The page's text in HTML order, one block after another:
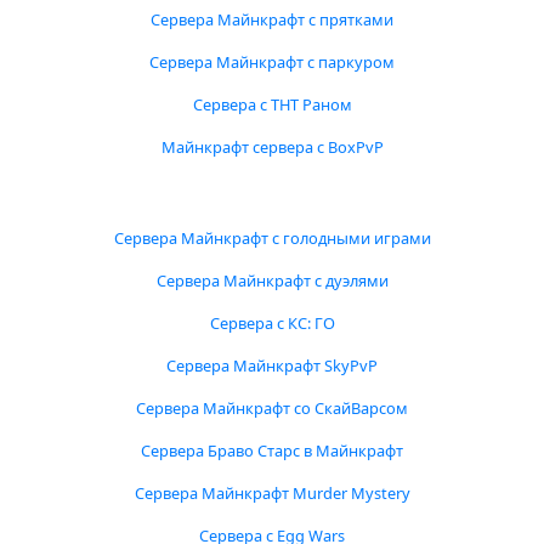
Сервера Майнкрафт с прятками
Сервера Майнкрафт с паркуром
Сервера с ТНТ Раном
Майнкрафт сервера с BoxPvP
Сервера Майнкрафт с голодными играми
Сервера Майнкрафт с дуэлями
Сервера с КС: ГО
Сервера Майнкрафт SkyPvP
Сервера Майнкрафт со СкайВарсом
Сервера Браво Старс в Майнкрафт
Сервера Майнкрафт Murder Mystery
Сервера с Egg Wars